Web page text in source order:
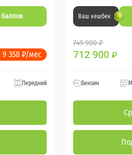
баллов
9 358 ₽/мес
Передний
Ваш кешбек
749 900 ₽
712 900 ₽
Бензин